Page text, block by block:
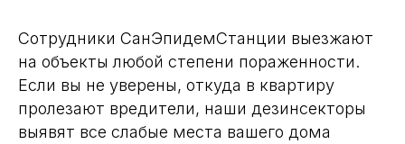
Сотрудники СанЭпидемСтанции выезжают
на объекты любой степени пораженности.
Если вы не уверены, откуда в квартиру
пролезают вредители, наши дезинсекторы
выявят все слабые места вашего дома